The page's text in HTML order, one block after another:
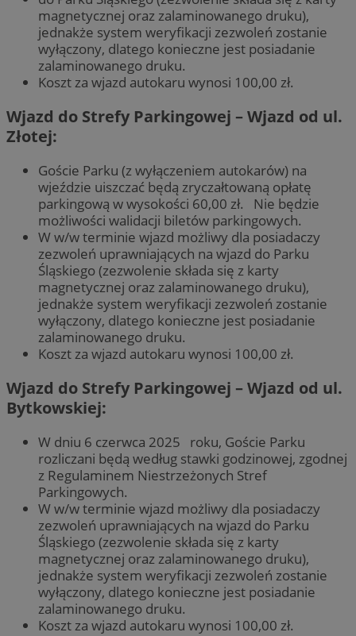
magnetycznej oraz zalaminowanego druku),
jednakże system weryfikacji zezwoleń zostanie
wyłączony, dlatego konieczne jest posiadanie
zalaminowanego druku.
Koszt za wjazd autokaru wynosi 100,00 zł.
Wjazd do Strefy Parkingowej – Wjazd od ul.
Złotej:
Goście Parku (z wyłączeniem autokarów) na
wjeździe uiszczać będą zryczałtowaną opłatę
parkingową w wysokości 60,00 zł. Nie będzie
możliwości walidacji biletów parkingowych.
W w/w terminie wjazd możliwy dla posiadaczy
zezwoleń uprawniających na wjazd do Parku
Śląskiego (zezwolenie składa się z karty
magnetycznej oraz zalaminowanego druku),
jednakże system weryfikacji zezwoleń zostanie
wyłączony, dlatego konieczne jest posiadanie
zalaminowanego druku.
Koszt za wjazd autokaru wynosi 100,00 zł.
Wjazd do Strefy Parkingowej – Wjazd od ul.
Bytkowskiej:
W dniu 6 czerwca 2025 roku, Goście Parku
rozliczani będą według stawki godzinowej, zgodnej
z Regulaminem Niestrzeżonych Stref
Parkingowych.
W w/w terminie wjazd możliwy dla posiadaczy
zezwoleń uprawniających na wjazd do Parku
Śląskiego (zezwolenie składa się z karty
magnetycznej oraz zalaminowanego druku),
jednakże system weryfikacji zezwoleń zostanie
wyłączony, dlatego konieczne jest posiadanie
zalaminowanego druku.
Koszt za wjazd autokaru wynosi 100,00 zł.